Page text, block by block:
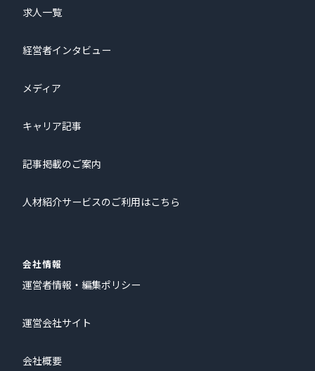
求人一覧
経営者インタビュー
メディア
キャリア記事
記事掲載のご案内
人材紹介サービスのご利用はこちら
会社情報
運営者情報・編集ポリシー
運営会社サイト
会社概要